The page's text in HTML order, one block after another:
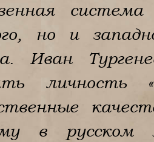
но и
Иван
личность
в